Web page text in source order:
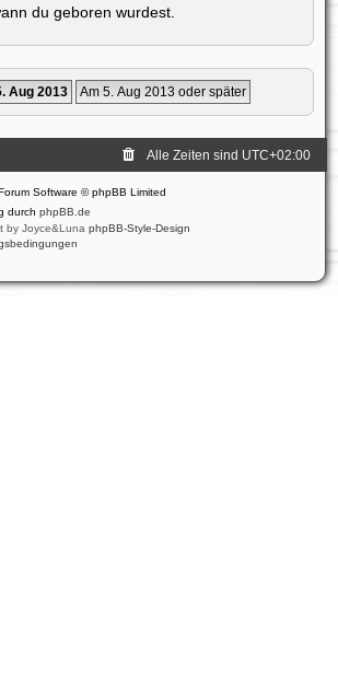
du geboren wurdest.
Alle Zeiten sind UTC+02:00
Software © phpBB Limited
durch phpBB.de
by Joyce&Luna phpBB-Style-Design